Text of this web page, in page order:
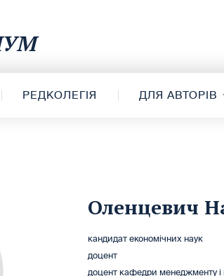
РЕДКОЛЕГІЯ ДЛЯ АВТОРІВ
Оленцевич
кандидат економічних наук
доцент
доцент кафедри менеджменту і